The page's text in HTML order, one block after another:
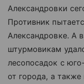
Александровки
Противник
Александровке. А
штурмовикам
лесопосадок с
от города, а также